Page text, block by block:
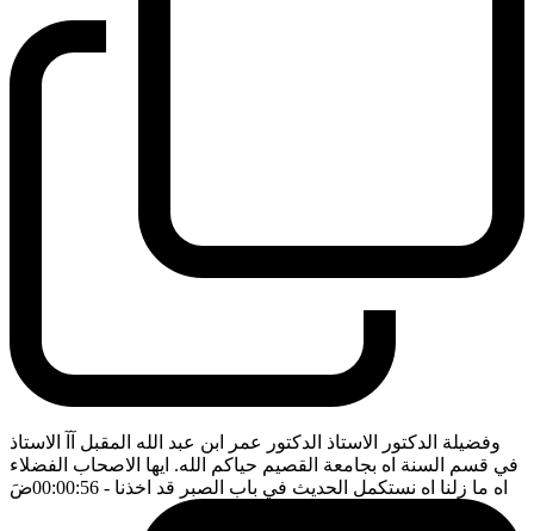
وفضيلة الدكتور الاستاذ الدكتور عمر ابن عبد الله المقبل آآ الاستاذ
في قسم السنة اه بجامعة القصيم حياكم الله. ايها الاصحاب الفضلاء
اه ما زلنا اه نستكمل الحديث في باب الصبر قد اخذنا - 00:00:56 ضَ